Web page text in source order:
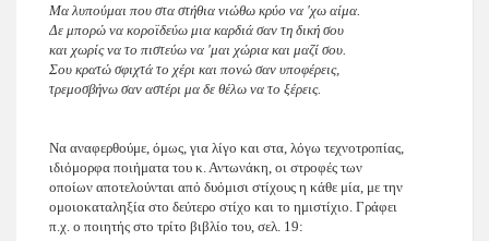
Μα λυπούμαι που στα στήθια νιώθω κρύο να 'χω αίμα.
Δε μπορώ να κοροϊδεύω μια καρδιά σαν τη δική σου
και χωρίς να το πιστεύω να 'μαι χώρια και μαζί σου.
Σου κρατώ σφιχτά το χέρι και πονώ σαν υποφέρεις,
τρεμοσβήνω σαν αστέρι μα δε θέλω να το ξέρεις.
Να αναφερθούμε, όμως, για λίγο και στα, λόγω τεχνοτροπίας,
ιδιόμορφα ποιήματα του κ. Αντωνάκη, οι στροφές των
οποίων αποτελούνται από δυόμισι στίχους η κάθε μία, με την
ομοιοκαταληξία στο δεύτερο στίχο και το ημιστίχιο. Γράφει
π.χ. ο ποιητής στο τρίτο βιβλίο του, σελ. 19: